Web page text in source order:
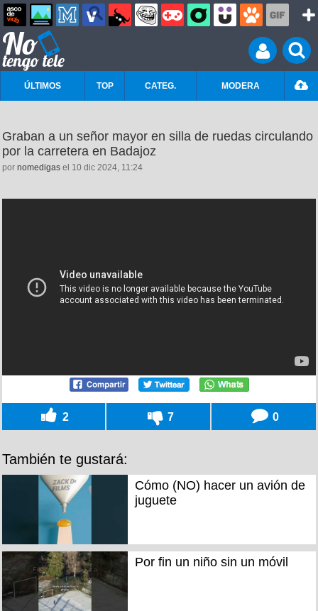
ÚLTIMOS TOP CATEG. MODERA
Graban a un señor mayor en silla de ruedas circulando
por la carretera en Badajoz
por nomedigas el 10 dic 2024, 11:24
2 7 0
También te gustará:
Cómo (NO) hacer un avión de
juguete
Por fin un niño sin un móvil